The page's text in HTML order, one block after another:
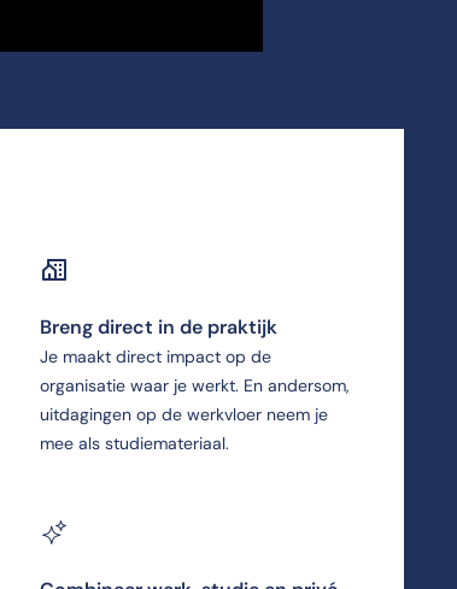
Breng direct in de praktijk
Je maakt direct impact op de
organisatie waar je werkt. En andersom,
uitdagingen op de werkvloer neem je
mee als studiemateriaal.